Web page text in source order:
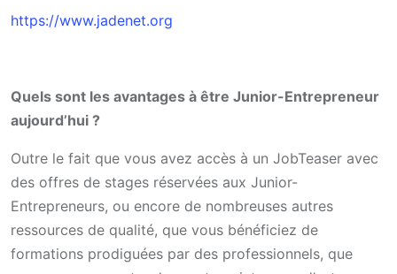
https://www.jadenet.org
Quels sont les avantages à être Junior-Entrepreneur
aujourd’hui ?
Outre le fait que vous avez accès à un JobTeaser avec
des offres de stages réservées aux Junior-
Entrepreneurs, ou encore de nombreuses autres
ressources de qualité, que vous bénéficiez de
formations prodiguées par des professionnels, que